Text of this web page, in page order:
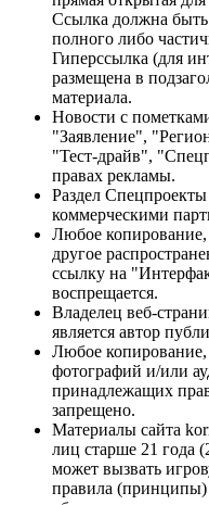
Ссылка должна быть
полного либо
Гиперссылка (для
размещена в
материала.
Новости с
"Заявление",
"Тест-драйв",
правах рекламы.
Раздел Спецпроекты
коммерческими
Любое
другое
ссылку на
воспрещается.
Владелец веб-
является автор
Любое копирование,
фотографий и/или
принадлежащих
запрещено.
Материалы сайта
лиц старше 21 года
может вызвать
правила